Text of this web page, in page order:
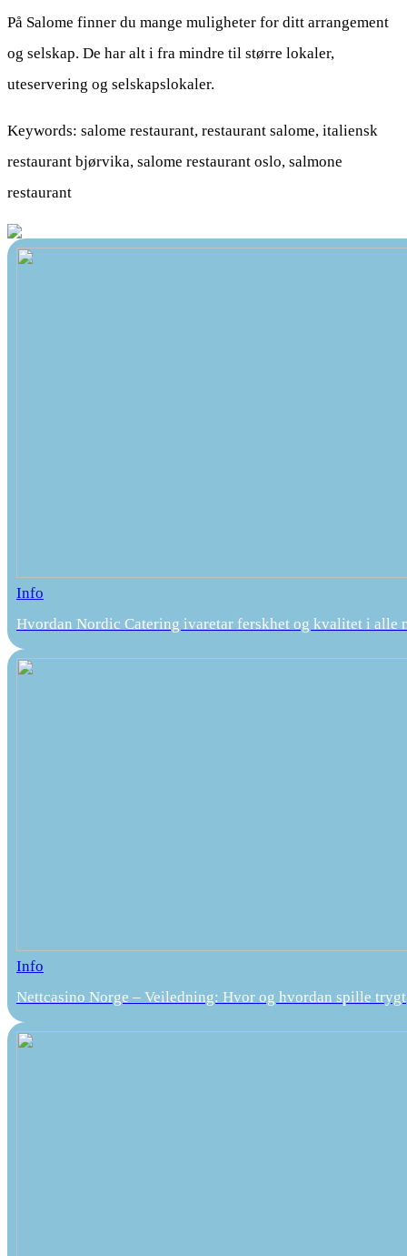
På Salome finner du mange muligheter for ditt arrangement
og selskap. De har alt i fra mindre til større lokaler,
uteservering og selskapslokaler.
Keywords: salome restaurant, restaurant salome, italiensk
restaurant bjørvika, salome restaurant oslo, salmone
restaurant
Info
Hvordan Nordic Catering ivaretar ferskhet og kvalitet i alle
Info
Nettcasino Norge – Veiledning: Hvor og hvordan spille trygt